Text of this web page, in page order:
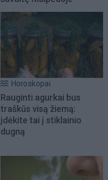
Horoskopai
Rauginti agurkai bus
traškūs visą žiemą:
įdėkite tai į stiklainio
dugną